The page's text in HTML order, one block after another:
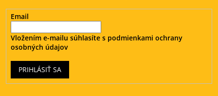
Email
Vložením e-mailu súhlasíte s podmienkami ochrany
osobných údajov
PRIHLÁSIŤ SA